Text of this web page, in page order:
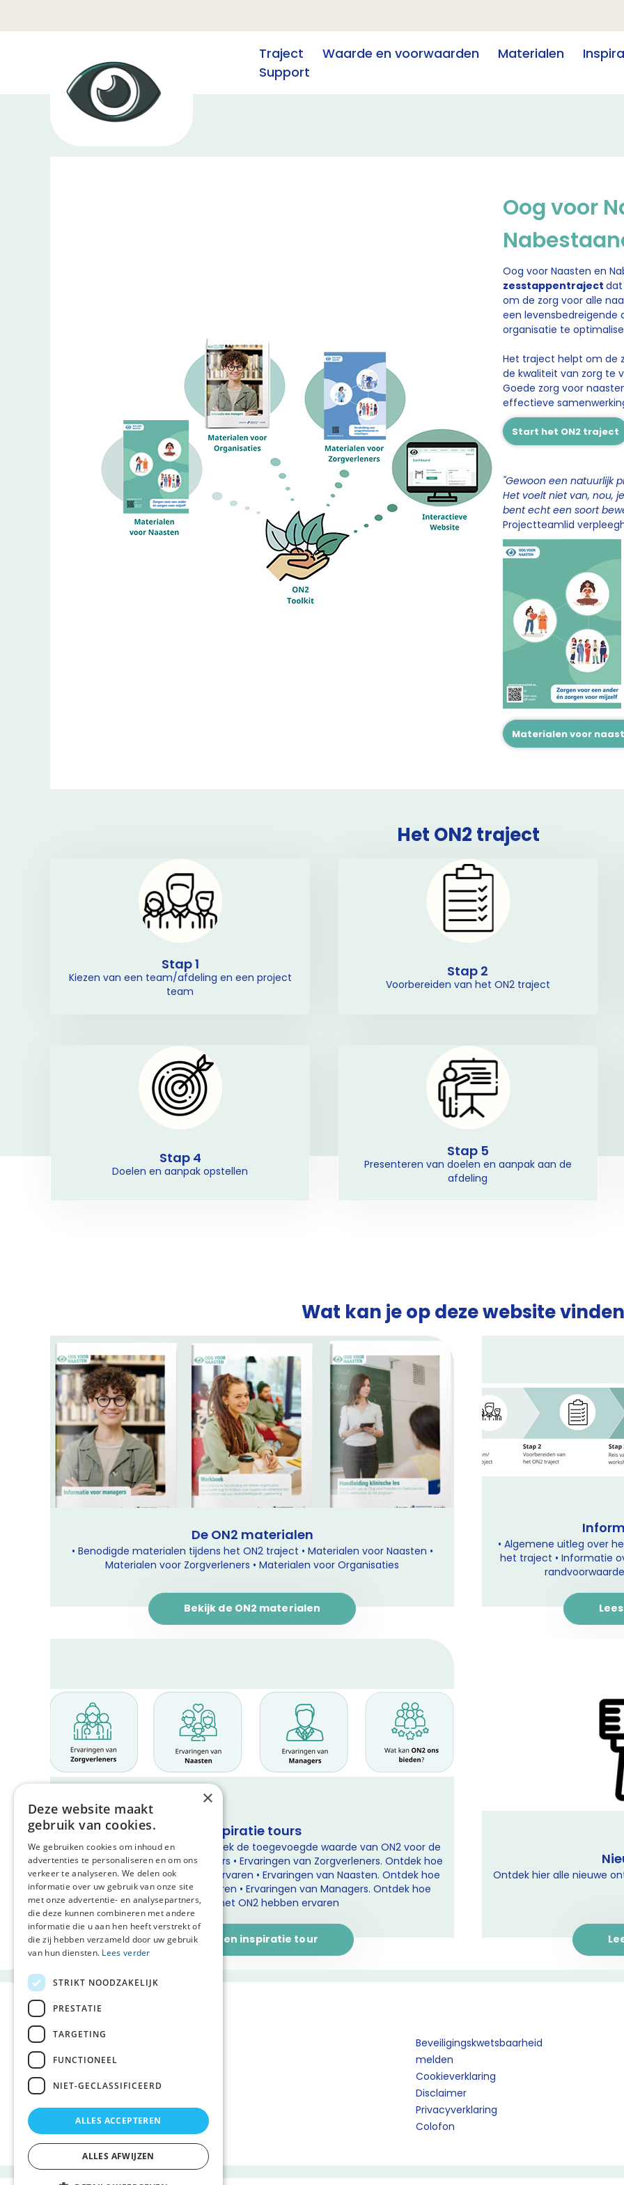
Traject Waarde en voorwaarden Materialen
Support
Oog voor
Oog voor Naasten en
zesstappentraject
om de zorg voor alle
een levensbedreigende
organisatie te
Het traject helpt om de
de kwaliteit van zorg te
Goede zorg voor
effectieve
Start het ON2 traject
''Gewoon een natuurlijk
Het voelt niet van, nou,
bent echt een soort
Projectteamlid
Materialen voor
Het ON2 traject
Stap 1
Kiezen van een team/afdeling en een project
team
Stap 2
Voorbereiden van het ON2 traject
Stap 4
Doelen en aanpak opstellen
Stap 5
Presenteren van doelen en aanpak aan de
afdeling
Wat kan je op deze website
De ON2 materialen
• Benodigde materialen tijdens het ON2 traject • Materialen voor Naasten •
Materialen voor Zorgverleners • Materialen voor Organisaties
Bekijk de ON2 materialen
• Algemene uitleg over
het traject • Informatie
Inspiratie tours
• Wat kan ON2 ons bieden? Ontdek de toegevoegde waarde van ON2 voor de
eigen organisatie en medewerkers • Ervaringen van Zorgverleners. Ontdek hoe
zorgverleners het ON2 hebben ervaren • Ervaringen van Naasten. Ontdek hoe
naasten het ON2 hebben ervaren • Ervaringen van Managers. Ontdek hoe
managers het ON2 hebben ervaren
Start een inspiratie tour
Ontdek hier alle nieuwe
Beveiligingskwetsbaarheid
melden
Cookieverklaring
Disclaimer
Privacyverklaring
Colofon
×
Deze website maakt
gebruik van cookies.
We gebruiken cookies om inhoud en
advertenties te personaliseren en om ons
verkeer te analyseren. We delen ook
informatie over uw gebruik van onze site
met onze advertentie- en analysepartners,
die deze kunnen combineren met andere
informatie die u aan hen heeft verstrekt of
die zij hebben verzameld door uw gebruik
van hun diensten. Lees verder
STRIKT NOODZAKELIJK
PRESTATIE
TARGETING
FUNCTIONEEL
NIET-GECLASSIFICEERD
ALLES ACCEPTEREN
ALLES AFWIJZEN